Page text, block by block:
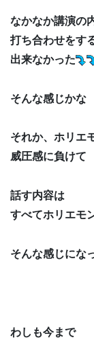
なかなか講演の
打ち合わせをす
出来なかった
そんな感じかな
それか、ホリエ
威圧感に負けて
話す内容は
すべてホリエモ
そんな感じにな
わしも今まで